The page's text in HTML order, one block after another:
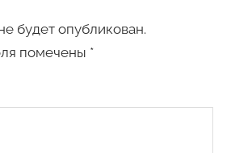
будет опубликован.
помечены *